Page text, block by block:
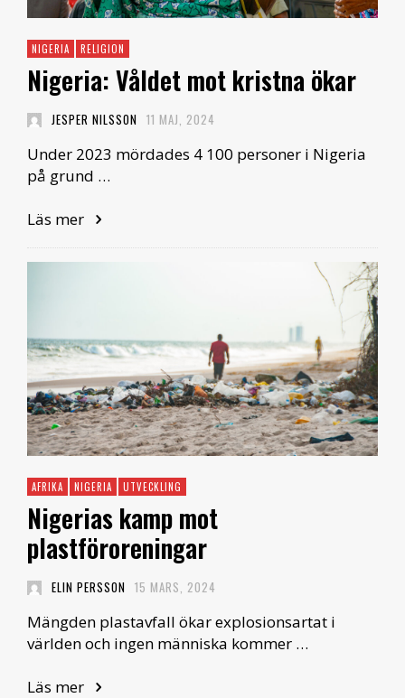
NIGERIA RELIGION
Nigeria: Våldet mot kristna ökar
JESPER NILSSON 11 MAJ, 2024
Under 2023 mördades 4 100 personer i Nigeria
på grund …
Läs mer
AFRIKA NIGERIA UTVECKLING
Nigerias kamp mot
plastföroreningar
ELIN PERSSON 15 MARS, 2024
Mängden plastavfall ökar explosionsartat i
världen och ingen människa kommer …
Läs mer